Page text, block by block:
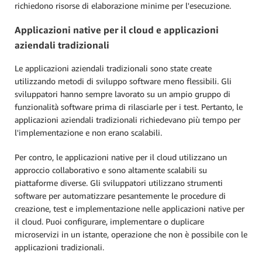
richiedono risorse di elaborazione minime per l'esecuzione.
Applicazioni native per il cloud e applicazioni
aziendali tradizionali
Le applicazioni aziendali tradizionali sono state create
utilizzando metodi di sviluppo software meno flessibili. Gli
sviluppatori hanno sempre lavorato su un ampio gruppo di
funzionalità software prima di rilasciarle per i test. Pertanto, le
applicazioni aziendali tradizionali richiedevano più tempo per
l'implementazione e non erano scalabili.
Per contro, le applicazioni native per il cloud utilizzano un
approccio collaborativo e sono altamente scalabili su
piattaforme diverse. Gli sviluppatori utilizzano strumenti
software per automatizzare pesantemente le procedure di
creazione, test e implementazione nelle applicazioni native per
il cloud. Puoi configurare, implementare o duplicare
microservizi in un istante, operazione che non è possibile con le
applicazioni tradizionali.